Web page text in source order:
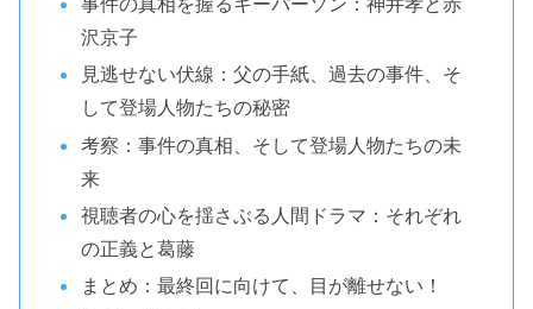
沢京子
見逃せない伏線：父の手紙、過去の事件、そ
して登場人物たちの秘密
考察：事件の真相、そして登場人物たちの未
来
視聴者の心を揺さぶる人間ドラマ：それぞれ
の正義と葛藤
まとめ：最終回に向けて、目が離せない！